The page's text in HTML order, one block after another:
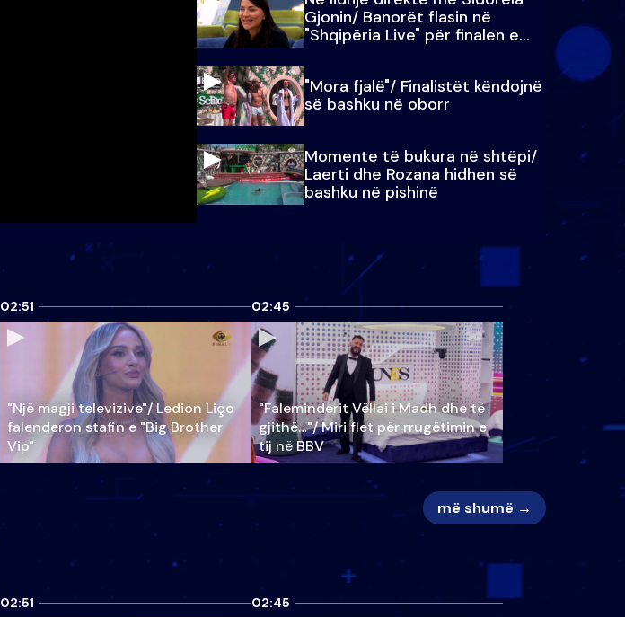
Gjonin/ Banorët flasin në
"Shqipëria Live" për finalen e
madhe
"Mora fjalë"/ Finalistët këndojnë
së bashku në oborr
Momente të bukura në shtëpi/
Laerti dhe Rozana hidhen së
bashku në pishinë
02:51
"Një magji televizive"/ Ledion Liço
falenderon stafin e "Big Brother
Vip"
02:45
"Faleminderit Vëllai i Madh dhe të
gjithë…"/ Miri flet për rrugëtimin e
tij në BBV
më shumë →
02:51 02:45